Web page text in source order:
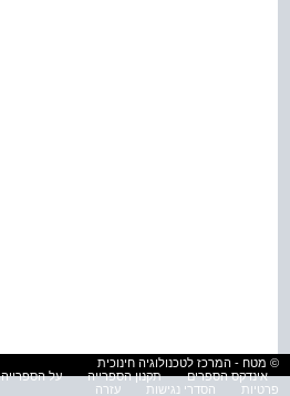
© מטח - המרכז לטכנולוגיה חינוכית
אינדקס הספרים
תקנון הספרייה על הספרייה
פרטיות
הסדרי נגישות עזרה